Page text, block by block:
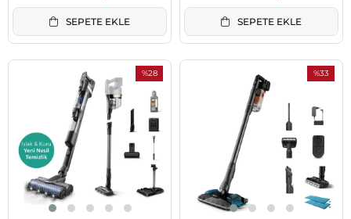
SEPETE EKLE SEPETE EKLE
%28
İndirim
%28İndirim
%33